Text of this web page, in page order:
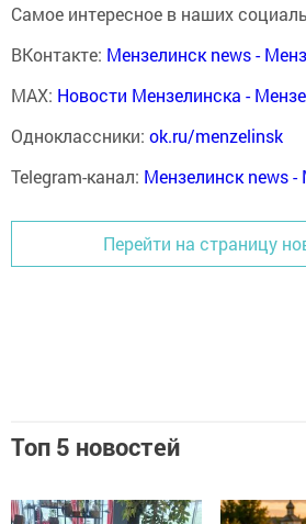
Самое интересное в наших
ВКонтакте: Мензелинск news -
MAX: Новости Мензелинска -
Одноклассники: ok.ru/menzelinsk
Telegram-канал: Мензелинск news
Перейти на страницу
Топ 5 новостей